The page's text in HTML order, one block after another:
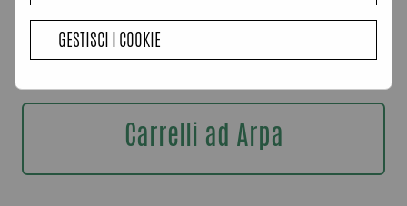
Carrelli ad L
Carrelli ad Arpa
GESTISCI I COOKIE